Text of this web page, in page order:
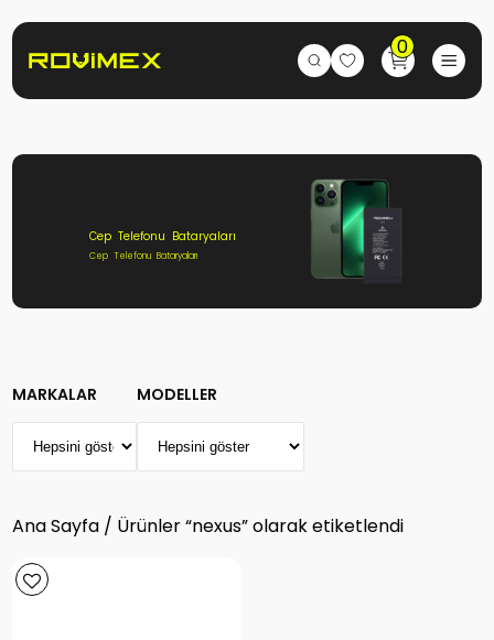
0
Cep Telefonu Bataryaları
Cep Telefonu Bataryaları
MARKALAR MODELLER
Ana Sayfa / Ürünler “nexus” olarak etiketlendi